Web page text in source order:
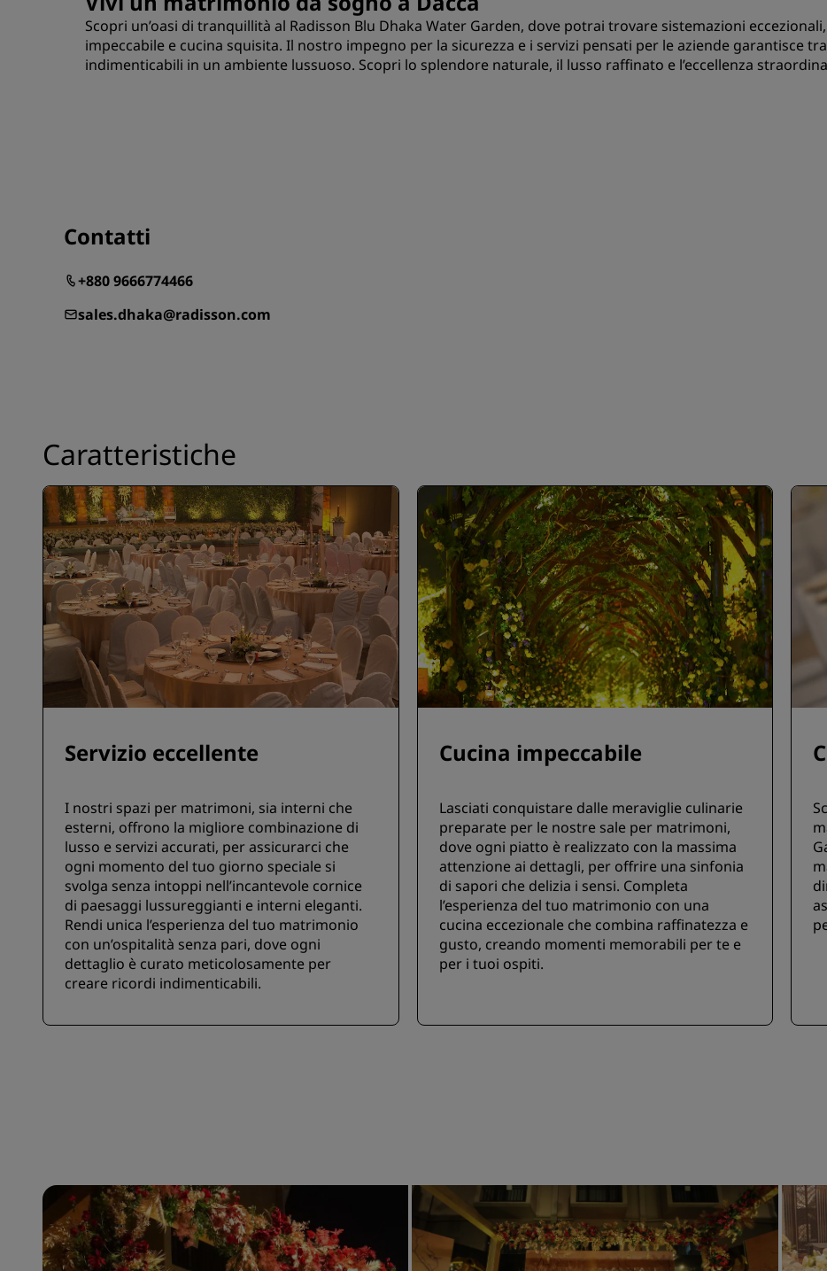
Scopri un’oasi di tranquillità al Radisson Blu Dhaka Water Garden, dove potrai trovare sistemazioni
impeccabile e cucina squisita. Il nostro impegno per la sicurezza e i servizi pensati per le aziende garantisce
indimenticabili in un ambiente lussuoso. Scopri lo splendore naturale, il lusso raffinato e l’eccellenza
Contatti
+880 9666774466
sales.dhaka@radisson.com
Caratteristiche
Servizio eccellente
I nostri spazi per matrimoni, sia interni che
esterni, offrono la migliore combinazione di
lusso e servizi accurati, per assicurarci che
ogni momento del tuo giorno speciale si
svolga senza intoppi nell’incantevole cornice
di paesaggi lussureggianti e interni eleganti.
Rendi unica l’esperienza del tuo matrimonio
con un’ospitalità senza pari, dove ogni
dettaglio è curato meticolosamente per
creare ricordi indimenticabili.
Cucina impeccabile
Lasciati conquistare dalle meraviglie culinarie
preparate per le nostre sale per matrimoni,
dove ogni piatto è realizzato con la massima
attenzione ai dettagli, per offrire una sinfonia
di sapori che delizia i sensi. Completa
l’esperienza del tuo matrimonio con una
cucina eccezionale che combina raffinatezza e
gusto, creando momenti memorabili per te e
per i tuoi ospiti.